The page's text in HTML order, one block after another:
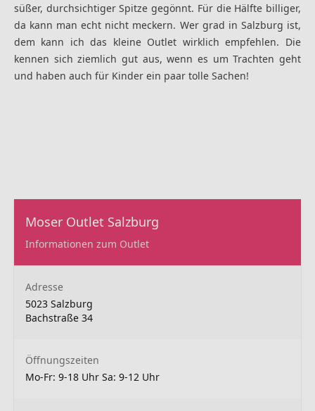
süßer, durchsichtiger Spitze gegönnt. Für die Hälfte billiger,
da kann man echt nicht meckern. Wer grad in Salzburg ist,
dem kann ich das kleine Outlet wirklich empfehlen. Die
kennen sich ziemlich gut aus, wenn es um Trachten geht
und haben auch für Kinder ein paar tolle Sachen!
Moser Outlet Salzburg
Informationen zum Outlet
Adresse
5023 Salzburg
Bachstraße 34
Öffnungszeiten
Mo-Fr: 9-18 Uhr Sa: 9-12 Uhr